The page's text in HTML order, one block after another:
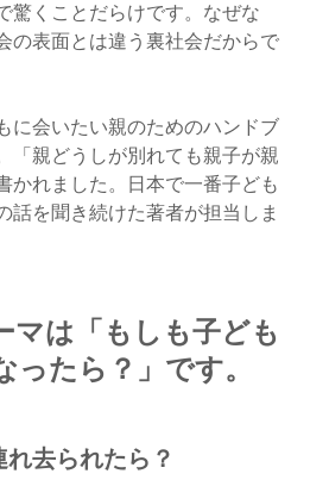
驚くことだらけです。なぜな
の表面とは違う裏社会だからで
に会いたい親のためのハンドブ
「親どうしが別れても親子が親
かれました。日本で一番子ども
話を聞き続けた著者が担当しま
マは「もしも子ども
ったら？」です。
去られたら？